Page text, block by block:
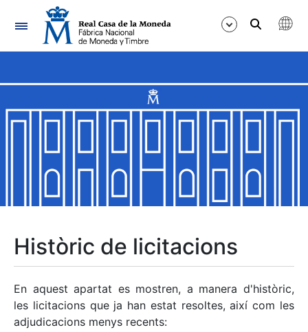
Navegació
Mostra/Amaga
Mostra/Amaga
Mostra/Amaga
Històric de licitacions
En aquest apartat es mostren, a manera d'històric,
les licitacions que ja han estat resoltes, així com les
adjudicacions menys recents: